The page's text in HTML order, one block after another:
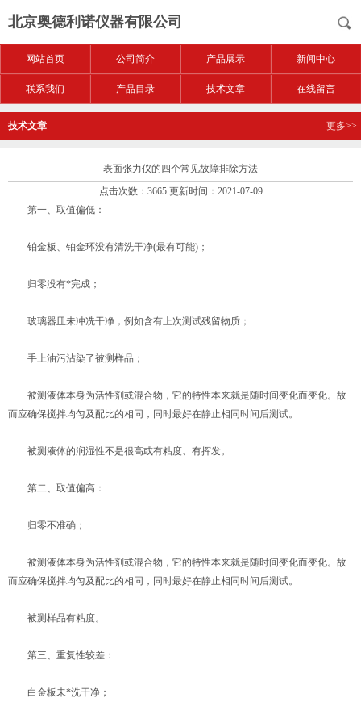
北京奥德利诺仪器有限公司
网站首页 公司简介 产品展示 新闻中心
联系我们 产品目录 技术文章 在线留言
技术文章 更多>>
表面张力仪的四个常见故障排除方法
点击次数：3665 更新时间：2021-07-09
第一、取值偏低：
铂金板、铂金环没有清洗干净(最有可能)；
归零没有*完成；
玻璃器皿未冲冼干净，例如含有上次测试残留物质；
手上油污沾染了被测样品；
被测液体本身为活性剂或混合物，它的特性本来就是随时间变化而变化。故
而应确保搅拌均匀及配比的相同，同时最好在静止相同时间后测试。
被测液体的润湿性不是很高或有粘度、有挥发。
第二、取值偏高：
归零不准确；
被测液体本身为活性剂或混合物，它的特性本来就是随时间变化而变化。故
而应确保搅拌均匀及配比的相同，同时最好在静止相同时间后测试。
被测样品有粘度。
第三、重复性较差：
白金板未*洗干净；